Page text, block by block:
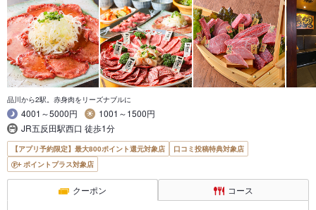
品川から2駅。赤身肉をリーズナブルに
4001～5000円
1001～1500円
JR五反田駅西口 徒歩1分
【アプリ予約限定】最大800ポイント還元対象店
口コミ投稿特典対象店
ポイントプラス対象店
クーポン コース